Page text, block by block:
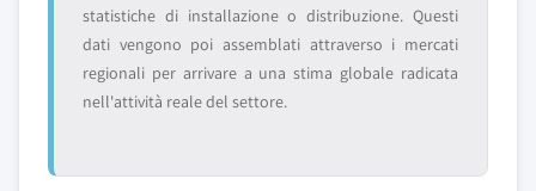
statistiche di installazione o distribuzione. Questi
dati vengono poi assemblati attraverso i mercati
regionali per arrivare a una stima globale radicata
nell'attività reale del settore.